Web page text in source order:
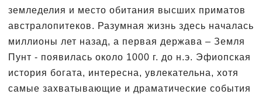
земледелия и место обитания высших приматов
австралопитеков. Разумная жизнь здесь началась
миллионы лет назад, а первая держава – Земля
Пунт - появилась около 1000 г. до н.э. Эфиопская
история богата, интересна, увлекательна, хотя
самые захватывающие и драматические события